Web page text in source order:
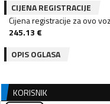
CIJENA REGISTRACIJE
Cijena registracije za ovo
245.13 €
OPIS OGLASA
KORISNIK